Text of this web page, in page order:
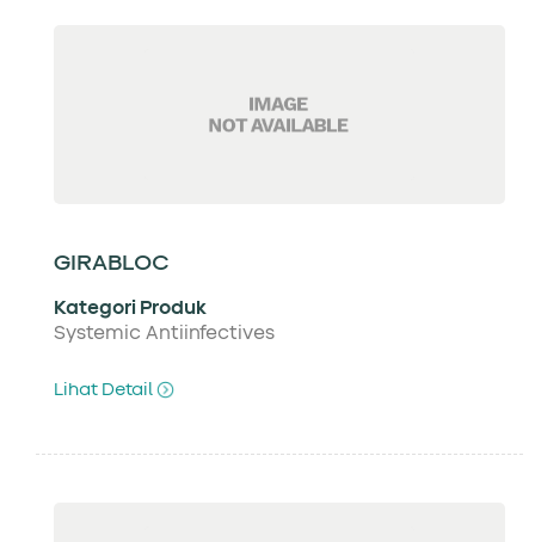
GIRABLOC
Kategori Produk
Systemic Antiinfectives
Lihat Detail